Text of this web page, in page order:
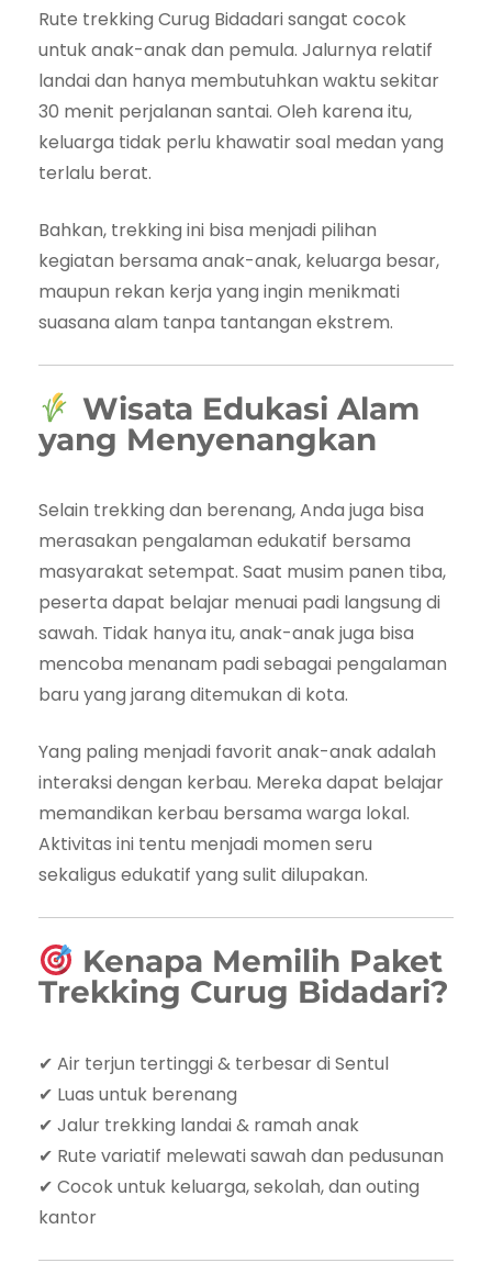
Rute trekking Curug Bidadari sangat cocok
untuk anak-anak dan pemula. Jalurnya relatif
landai dan hanya membutuhkan waktu sekitar
30 menit perjalanan santai. Oleh karena itu,
keluarga tidak perlu khawatir soal medan yang
terlalu berat.
Bahkan, trekking ini bisa menjadi pilihan
kegiatan bersama anak-anak, keluarga besar,
maupun rekan kerja yang ingin menikmati
suasana alam tanpa tantangan ekstrem.
Wisata Edukasi Alam
yang Menyenangkan
Selain trekking dan berenang, Anda juga bisa
merasakan pengalaman edukatif bersama
masyarakat setempat. Saat musim panen tiba,
peserta dapat belajar menuai padi langsung di
sawah. Tidak hanya itu, anak-anak juga bisa
mencoba menanam padi sebagai pengalaman
baru yang jarang ditemukan di kota.
Yang paling menjadi favorit anak-anak adalah
interaksi dengan kerbau. Mereka dapat belajar
memandikan kerbau bersama warga lokal.
Aktivitas ini tentu menjadi momen seru
sekaligus edukatif yang sulit dilupakan.
Kenapa Memilih Paket
Trekking Curug Bidadari?
✔ Air terjun tertinggi & terbesar di Sentul
✔ Luas untuk berenang
✔ Jalur trekking landai & ramah anak
✔ Rute variatif melewati sawah dan pedusunan
✔ Cocok untuk keluarga, sekolah, dan outing
kantor